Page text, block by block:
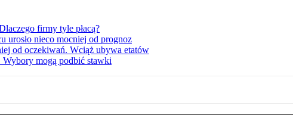
firmy tyle płacą?
urosło nieco mocniej od prognoz
od oczekiwań. Wciąż ubywa etatów
Wybory mogą podbić stawki